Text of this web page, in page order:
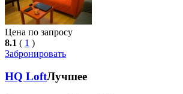
Цена по запросу
8.1 ( 1 )
Забронировать
HQ LoftЛучшее